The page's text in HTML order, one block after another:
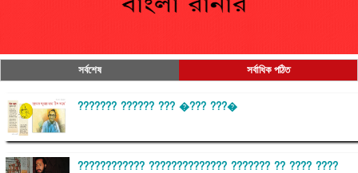
সর্বশেষ সর্বাধিক পঠিত
??????? ?????? ??? �??? ???�
???????????? ?????????????? ??????? ?? ???? ????